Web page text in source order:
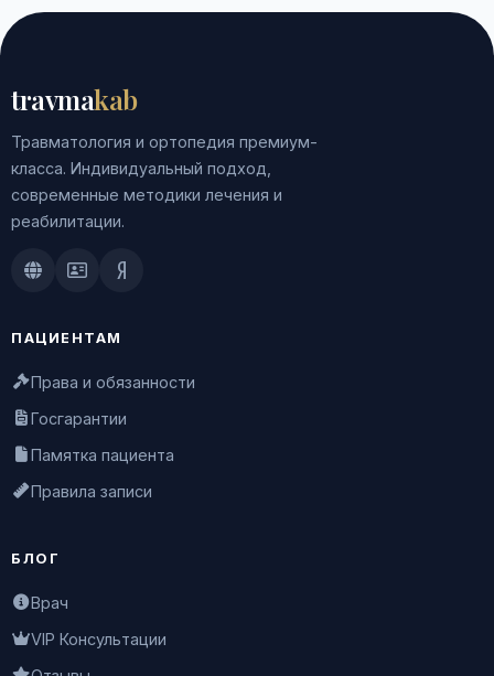
travmakab
Травматология и ортопедия премиум-
класса. Индивидуальный подход,
современные методики лечения и
реабилитации.
Doctu.ruПроДокторов
Яндекс.Здоровье
ПАЦИЕНТАМ
Права и обязанности
Госгарантии
Памятка пациента
Правила записи
БЛОГ
Врач
VIP Консультации